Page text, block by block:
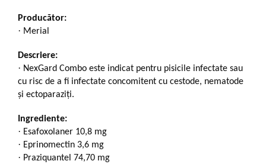
Producător:
· Merial
Descriere:
· NexGard Combo este indicat pentru pisicile infectate sau
cu risc de a fi infectate concomitent cu cestode, nematode
și ectoparaziți.
Ingrediente:
· Esafoxolaner 10,8 mg
· Eprinomectin 3,6 mg
· Praziquantel 74,70 mg